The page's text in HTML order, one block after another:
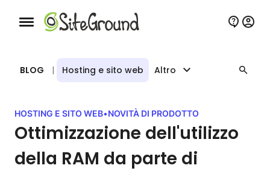
Bottone navigazione da mobile
BLOG | Hosting e sito web Altro
HOSTING E SITO WEB•NOVITÀ DI PRODOTTO
Ottimizzazione dell'utilizzo
della RAM da parte di